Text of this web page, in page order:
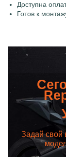
Доступна
Готов к
Задай свой